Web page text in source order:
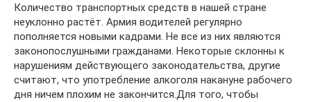
Количество транспортных средств в нашей стране
неуклонно растёт. Армия водителей регулярно
пополняется новыми кадрами. Не все из них являются
законопослушными гражданами. Некоторые склонны к
нарушениям действующего законодательства, другие
считают, что употребление алкоголя накануне рабочего
дня ничем плохим не закончится.Для того, чтобы